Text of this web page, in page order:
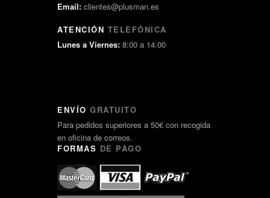
Email: clientes@plusman.es
ATENCIÓN TELEFÓNICA
Lunes a Viernes: 8:00 a 14:00
ENVÍO GRATUITO
Para pedidos superiores a 50€ con recogida
en oficina de correos.
FORMAS DE PAGO